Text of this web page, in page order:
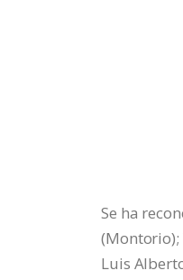
Se ha
(Montorio);
Luis